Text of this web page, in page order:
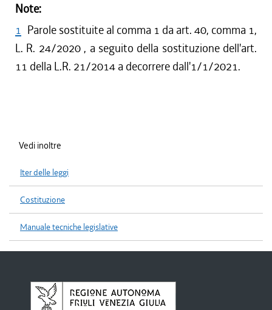
Note:
1 Parole sostituite al comma 1 da art. 40, comma 1,
L. R. 24/2020 , a seguito della sostituzione dell'art.
11 della L.R. 21/2014 a decorrere dall'1/1/2021.
Vedi inoltre
Iter delle leggi
Costituzione
Manuale tecniche legislative